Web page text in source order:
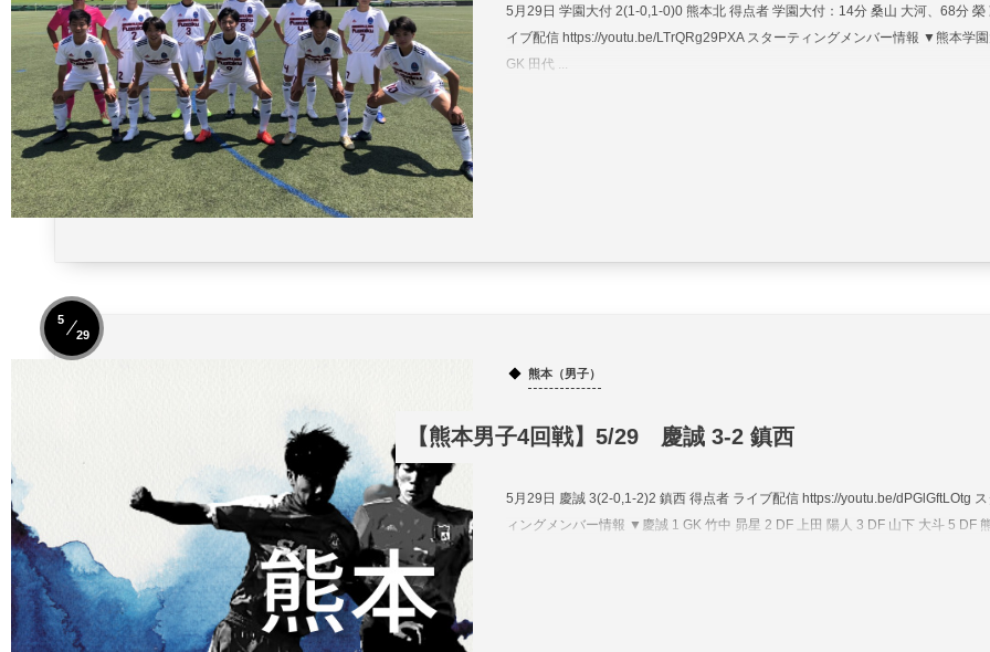
5月29日 学園大付 2(1-0,1-0)0 熊本北 得点者 学園大付：14分 桑山 大河、68分 榮
イブ配信 https://youtu.be/LTrQRg29PXA スターティングメンバー情報 ▼熊本学園
GK 田代 ...
熊本（男子）
【熊本男子4回戦】5/29 慶誠 3-2 鎮西
5月29日 慶誠 3(2-0,1-2)2 鎮西 得点者 ライブ配信 https://youtu.be/dPGlGftLOtg ス
ィングメンバー情報 ▼慶誠 1 GK 竹中 昴星 2 DF 上田 陽人 3 DF 山下 大斗 5 DF 熊
5
29